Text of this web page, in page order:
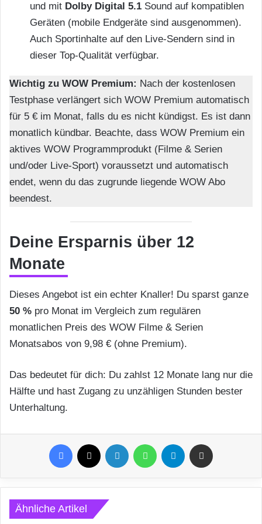
und mit Dolby Digital 5.1 Sound auf kompatiblen
Geräten (mobile Endgeräte sind ausgenommen).
Auch Sportinhalte auf den Live-Sendern sind in
dieser Top-Qualität verfügbar.
Wichtig zu WOW Premium: Nach der kostenlosen
Testphase verlängert sich WOW Premium automatisch
für 5 € im Monat, falls du es nicht kündigst. Es ist dann
monatlich kündbar. Beachte, dass WOW Premium ein
aktives WOW Programmprodukt (Filme & Serien
und/oder Live-Sport) voraussetzt und automatisch
endet, wenn du das zugrunde liegende WOW Abo
beendest.
Deine Ersparnis über 12
Monate
Dieses Angebot ist ein echter Knaller! Du sparst ganze
50 % pro Monat im Vergleich zum regulären
monatlichen Preis des WOW Filme & Serien
Monatsabos von 9,98 € (ohne Premium).
Das bedeutet für dich: Du zahlst 12 Monate lang nur die
Hälfte und hast Zugang zu unzähligen Stunden bester
Unterhaltung.
Facebook LinkedIn WhatsApp Telegram
Ähnliche Artikel